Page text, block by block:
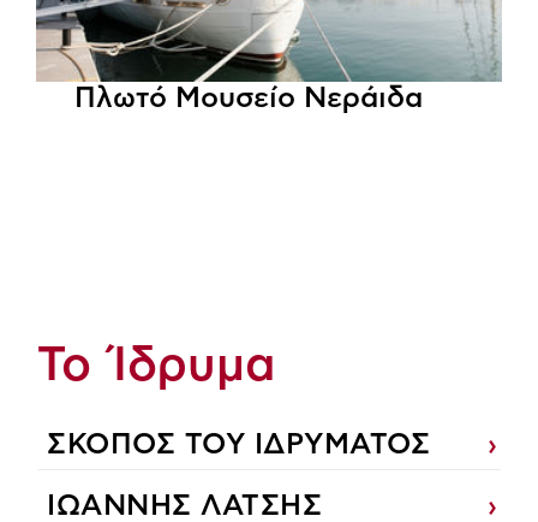
Πλωτό Μουσείο Νεράιδα
Το Ίδρυμα
ΣΚΟΠΟΣ ΤΟΥ ΙΔΡΥΜΑΤΟΣ
ΙΩΑΝΝΗΣ ΛΑΤΣΗΣ